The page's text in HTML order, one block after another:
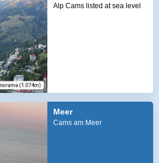
Alp Cams listed at sea level
Meer
Cams am Meer